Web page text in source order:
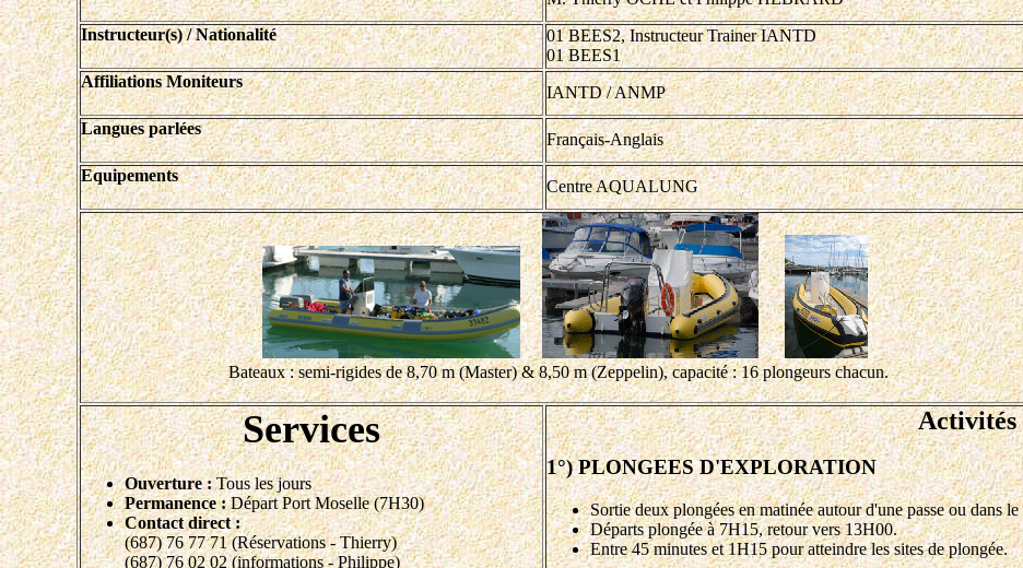
Instructeur(s) / Nationalité
01 BEES2, Instructeur Trainer IANTD
01 BEES1
Affiliations Moniteurs
IANTD / ANMP
Langues parlées
Français-Anglais
Equipements
Centre AQUALUNG
Bateaux : semi-rigides de 8,70 m (Master) & 8,50 m (Zeppelin), capacité : 16 plongeurs chacun.
Services
Ouverture :Tous les jours
Permanence :Départ Port Moselle (7H30)
Contact direct :
(687) 76 77 71 (Réservations - Thierry)
(687) 76 02 02 (informations - Philippe)
Activités
1°) PLONGEES D'EXPLORATION
Sortie deux plongées en matinée autour d'une passe ou dans
Départs plongée à 7H15, retour vers 13H00.
Entre 45 minutes et 1H15 pour atteindre les sites de plongée.